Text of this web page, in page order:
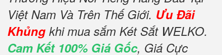
Việt Nam Và Trên Thế Giới. Ưu Đãi
Khủng khi mua sắm Két Sắt WELKO.
Cam Kết 100% Giá Gốc, Giá Cực